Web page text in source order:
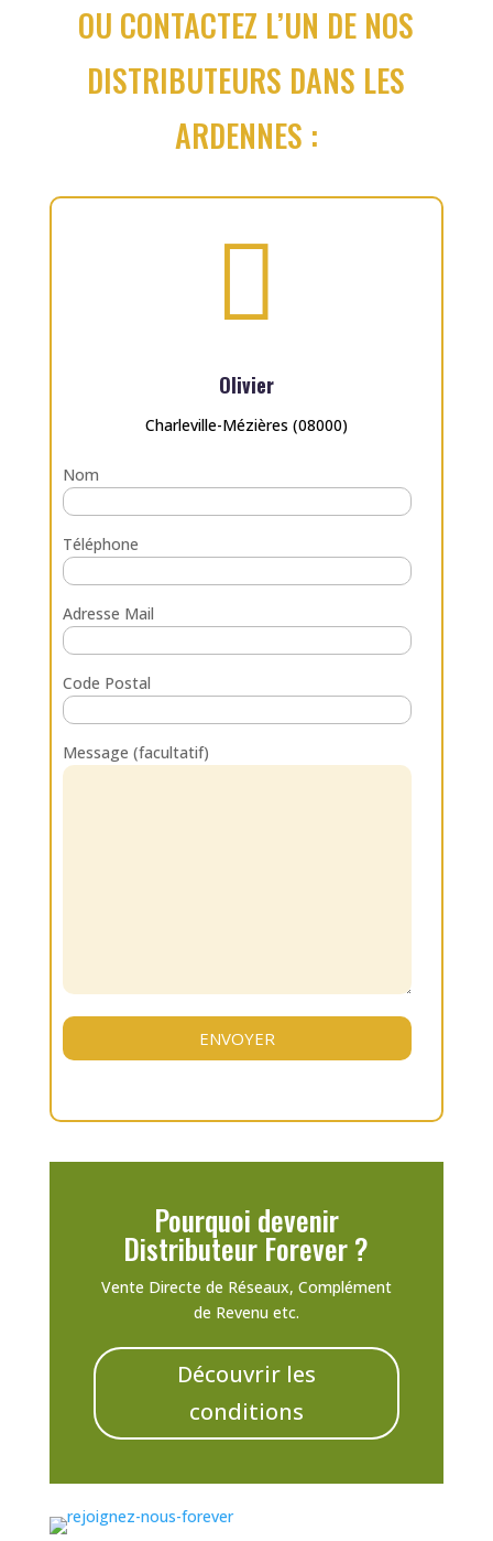
OU CONTACTEZ L’UN DE NOS
DISTRIBUTEURS DANS LES
ARDENNES :

Olivier
Charleville-Mézières (08000)
Nom
Téléphone
Adresse Mail
Code Postal
Message (facultatif)
Pourquoi devenir
Distributeur Forever ?
Vente Directe de Réseaux, Complément
de Revenu etc.
Découvrir les
conditions